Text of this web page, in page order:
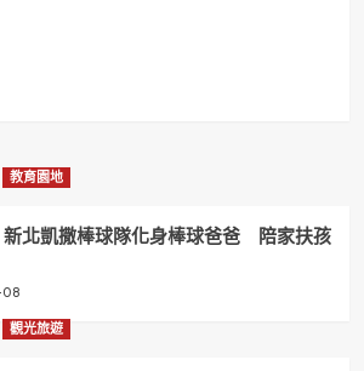
教育園地
新北凱撒棒球隊化身棒球爸爸 陪家扶孩
觀光旅遊